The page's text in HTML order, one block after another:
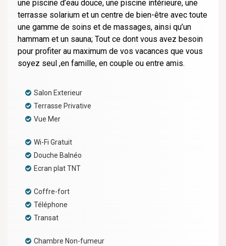
une piscine d’eau douce, une piscine intérieure, une
terrasse solarium et un centre de bien-être avec toute
une gamme de soins et de massages, ainsi qu’un
hammam et un sauna; Tout ce dont vous avez besoin
pour profiter au maximum de vos vacances que vous
soyez seul ,en famille, en couple ou entre amis.
Salon Exterieur
Terrasse Privative
Vue Mer
Wi-Fi Gratuit
Douche Balnéo
Ecran plat TNT
Coffre-fort
Téléphone
Transat
Chambre Non-fumeur